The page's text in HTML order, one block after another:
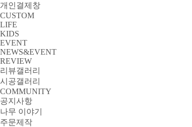
개인결제창
CUSTOM
LIFE
KIDS
EVENT
NEWS&EVENT
REVIEW
리뷰갤러리
시공갤러리
COMMUNITY
공지사항
나무 이야기
주문제작